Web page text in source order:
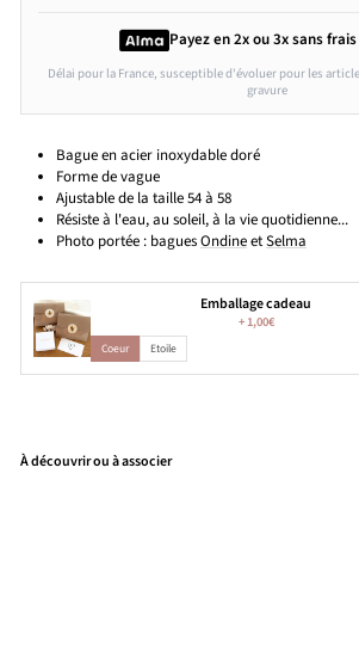
Payez en 2x ou 3xsans frais
Délai pour la France, susceptible d'évoluer pour les
gravure
Bague en acier inoxydable doré
Forme de vague
Ajustable de la taille 54 à 58
Résiste à l'eau, au soleil, à la vie quotidienne...
Photo portée : baguesOndineetSelma
Emballage cadeau
+1,00€
Coeur Etoile
À découvrir ou à associer